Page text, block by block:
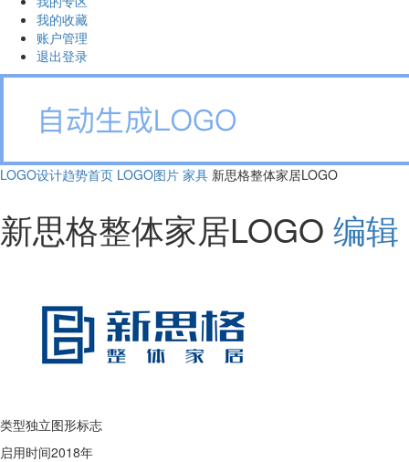
我的收藏
账户管理
退出登录
LOGO设计趋势首页 LOGO图片 家具 新思格整体家居LOGO
新思格整体家居LOGO 编辑
类型独立图形标志
启用时间2018年